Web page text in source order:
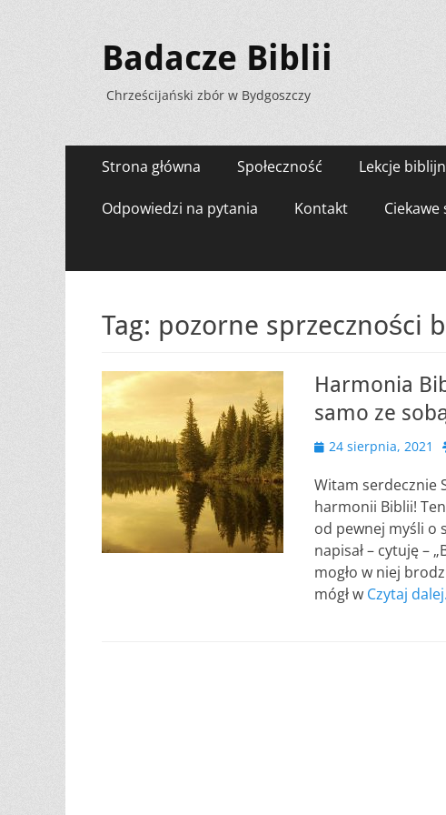
Badacze Biblii
Chrześcijański zbór w Bydgoszczy
Menu
zawartości
Strona główna Społeczność Lekcje
Odpowiedzi na pytania Kontakt
Tag: pozorne sprzeczności
Harmonia
samo ze
Opublikowano
24 sierpnia, 2021
Witam serdecznie
harmonii Biblii!
od pewnej myśli o
napisał – cytuję –
mogło w niej
mógł w Czytaj